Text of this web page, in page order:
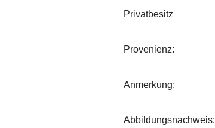
Privatbesitz
Provenienz:
Anmerkung:
Abbildungsnachweis: